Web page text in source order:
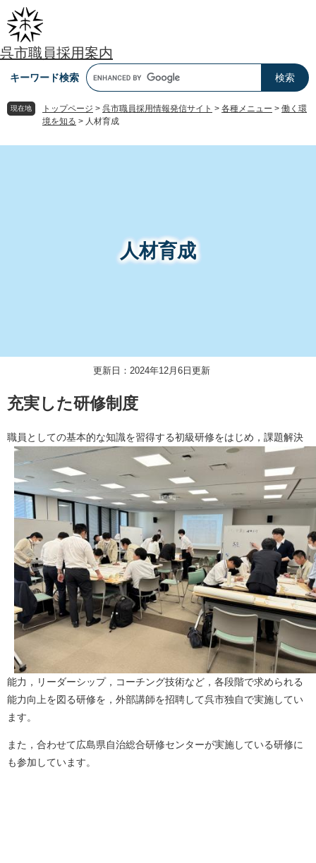
ー
ジ
の
す
ニ
ュ
ー
し
呉市職員採用案内
キーワード検索
現在地 トップページ > 呉市職員採用情報発信サイト > 各種メニュー > 働く環
境を知る > 人材育成
人材育成
更新日：2024年12月6日更新
充実した研修制度
職員としての基本的な知識を習得する初級研修をはじめ，課題解決
能力，リーダーシップ，コーチング技術など，各段階で求められる
能力向上を図る研修を，外部講師を招聘して呉市独自で実施してい
ます。
また，合わせて広島県自治総合研修センターが実施している研修に
も参加しています。